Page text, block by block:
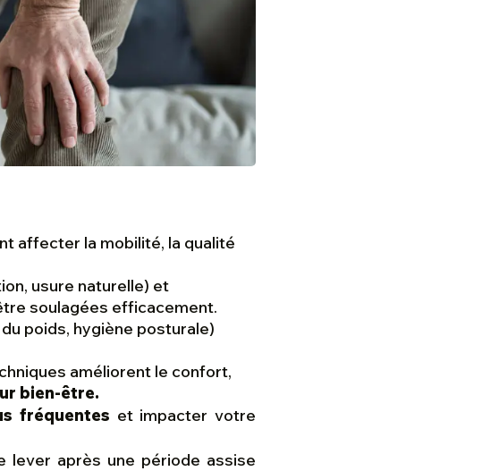
affecter la mobilité, la qualité
usure naturelle) et
soulagées efficacement.
poids, hygiène posturale)
améliorent le confort,
bien-être.
fréquentes et impacter votre
lever après une période assise